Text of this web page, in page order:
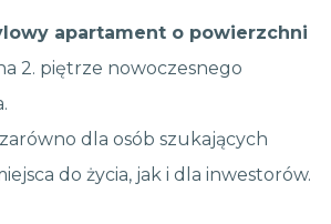
apartament o powierzchni
2. piętrze nowoczesnego
dla osób szukających
do życia, jak i dla inwestorów.